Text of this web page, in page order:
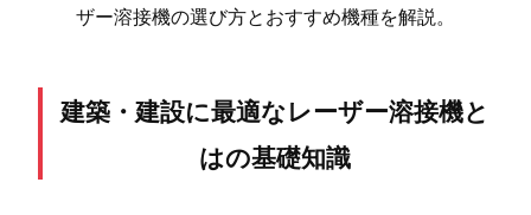
ザー溶接機の選び方とおすすめ機種を解説。
建築・建設に最適なレーザー溶接機と
はの基礎知識